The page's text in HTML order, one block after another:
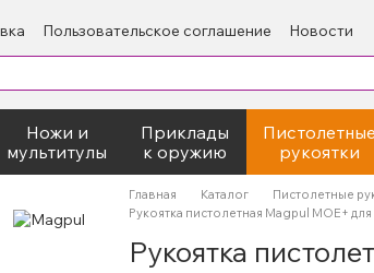
Пользовательское соглашение
Новости
Ножи и
мультитулы
Приклады
к оружию
Пистолетные
рукоятки
Главная Каталог Пистолетные
Рукоятка пистолетная Magpul MOE+
Рукоятка